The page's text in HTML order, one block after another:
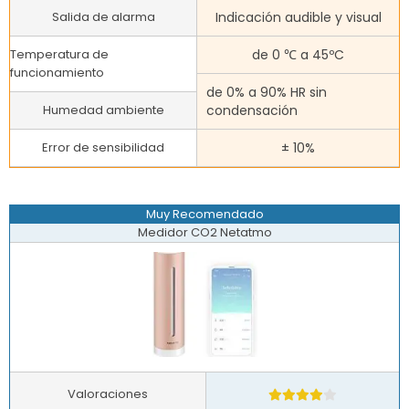
Indicación audible y visual
de 0 ℃ a 45ºC
de 0% a 90% HR sin
condensación
± 10%
Salida de alarma
Temperatura de
funcionamiento
Humedad ambiente
Error de sensibilidad
Muy Recomendado
Medidor CO2 Netatmo
Valoraciones